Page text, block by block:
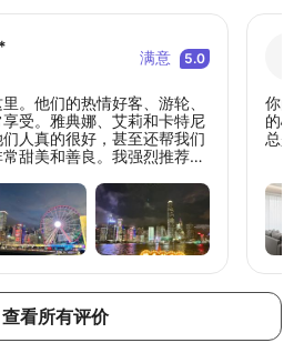
满意 5.0
。他们的热情好客、游轮、
受。雅典娜、艾莉和卡特尼
人真的很好，甚至还帮我们
甜美和善良。我强烈推荐梦
你的
的心
总是
查看所有评价